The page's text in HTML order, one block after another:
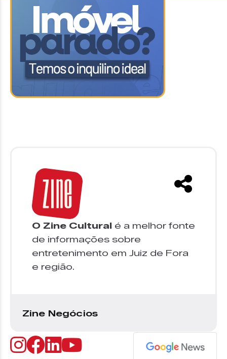
O Zine Cultural é a melhor fonte
de informações sobre
entretenimento em Juiz de Fora
e região.
Zine Negócios